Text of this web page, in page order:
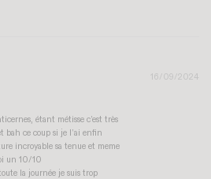
16/09/2024
étant métisse c’est très
bah ce coup si je l’ai enfin
incroyable sa tenue et meme
un 10/10
la journée je suis trop